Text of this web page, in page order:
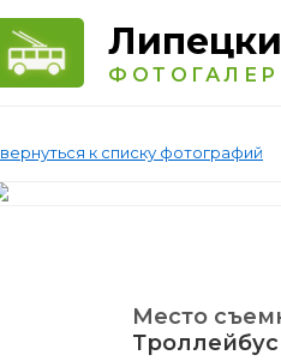
вернуться к списку фотографий
Место